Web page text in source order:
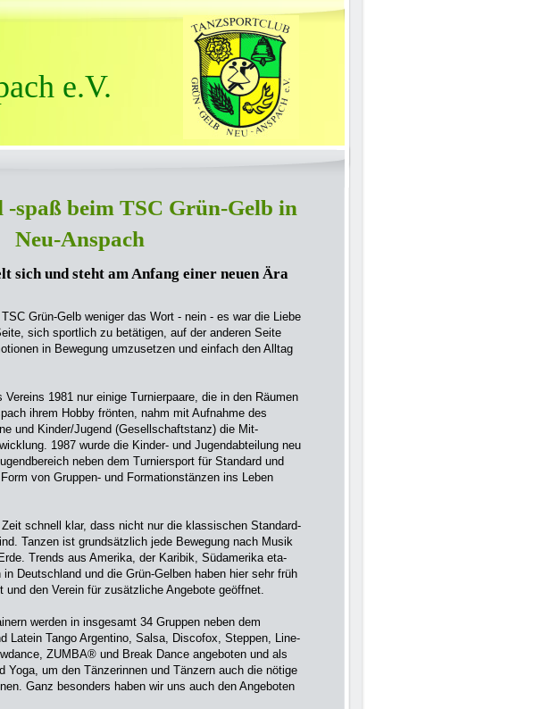
e.V.
-spaß beim TSC Grün-Gelb in
Neu-Anspach
sich und steht am Anfang einer neuen Ära
Grün-Gelb weniger das Wort - nein - es war die Liebe
sich sportlich zu be­tätigen, auf der ande­ren Seite
in Bewegung umzusetzen und ein­fach den Alltag
Vereins 1981 nur einige Turnierpaare, die in den Räumen
ihrem Hobby frönten, nahm mit Auf­nahme des
und Kinder/Jugend (Gesellschafts­tanz) die Mit­
1987 wurde die Kinder- und Jugendabteilung neu
neben dem Turniersport für Standard und
von Gruppen- und Formationstänzen ins Leben
schnell klar, dass nicht nur die klas­sischen Standard-
Tanzen ist grund­sätzlich jede Bewe­gung nach Musik
Trends aus Amerika, der Karibik, Südamerika eta­
Deutschland und die Grün-Gelben haben hier sehr früh
und den Verein für zusätzliche Angebote geöffnet.
werden in insgesamt 34 Gruppen neben dem
Latein Tango Argentino, Salsa, Discofox, Steppen, Line-
ZUMBA® und Break Dance angeboten und als
Yoga, um den Tänzerinnen und Tänzern auch die nötige
Ganz besonders haben wir uns auch den Ange­boten